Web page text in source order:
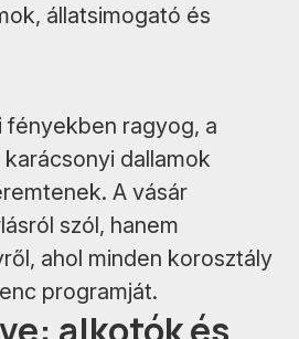
állatsimogató és
fényekben ragyog, a
dallamok
A vásár
szól, hanem
ahol minden korosztály
programját.